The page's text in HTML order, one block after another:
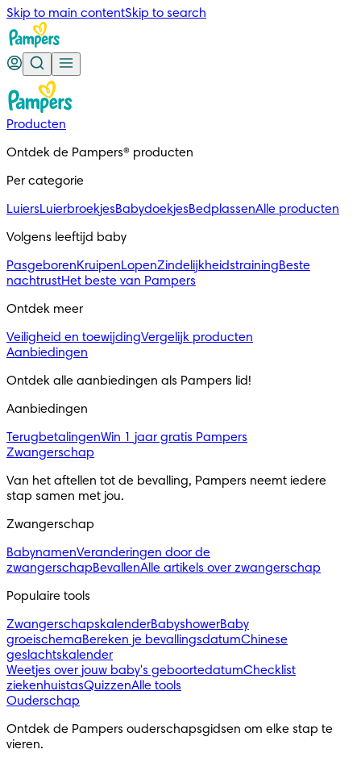
Skip to main contentSkip to search
Producten
Ontdek de Pampers® producten
Per categorie
LuiersLuierbroekjesBabydoekjesBedplassenAlle producten
Volgens leeftijd baby
PasgeborenKruipenLopenZindelijkheidstrainingBeste
nachtrustHet beste van Pampers
Ontdek meer
Veiligheid en toewijdingVergelijk producten
Aanbiedingen
Ontdek alle aanbiedingen als Pampers lid!
Aanbiedingen
TerugbetalingenWin 1 jaar gratis Pampers
Zwangerschap
Van het aftellen tot de bevalling, Pampers neemt iedere
stap samen met jou.
Zwangerschap
BabynamenVeranderingen door de
zwangerschapBevallenAlle artikels over zwangerschap
Populaire tools
ZwangerschapskalenderBabyshowerBaby
groeischemaBereken je bevallingsdatumChinese
geslachtskalender
Weetjes over jouw baby's geboortedatumChecklist
ziekenhuistasQuizzenAlle tools
Ouderschap
Ontdek de Pampers ouderschapsgidsen om elke stap te
vieren.